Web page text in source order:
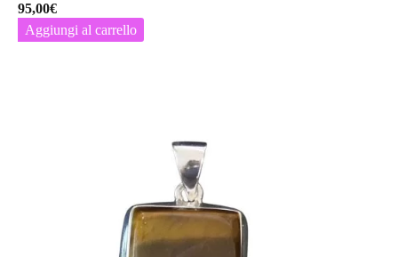
95,00€
Aggiungi al carrello